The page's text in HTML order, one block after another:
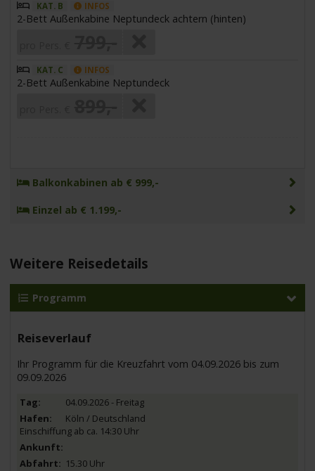
KAT. B INFOS
2-Bett Außenkabine Neptundeck achtern (hinten)
KAT. C INFOS
2-Bett Außenkabine Neptundeck
Balkonkabinen ab € 999,-
Einzel ab € 1.199,-
Weitere Reisedetails
Programm
Reiseverlauf
Ihr Programm für die Kreuzfahrt vom 04.09.2026 bis zum
09.09.2026
04.09.2026 - Freitag
Köln / Deutschland
Einschiffung ab ca. 14:30 Uhr
15.30 Uhr